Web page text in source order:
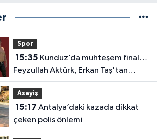
Spor
15:35
Feyzullah Aktürk, Erkan Taş'tan
Kırkpınar'ın rövanşını aldı
Asayiş
15:17
çeken polis önlemi